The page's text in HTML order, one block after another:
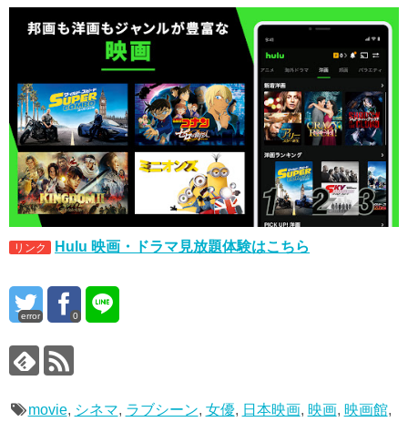
リンク Hulu 映画・ドラマ見放題体験はこちら
error 0
movie, シネマ, ラブシーン, 女優, 日本映画, 映画, 映画館,